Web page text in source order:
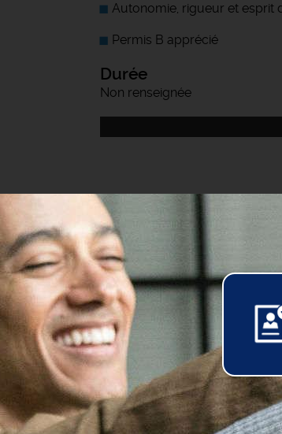
Autonomie, rigueur et esprit
Permis B apprécié
Durée
Non renseignée